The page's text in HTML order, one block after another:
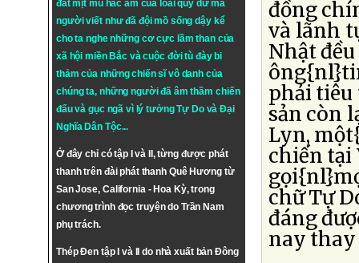
đất mịt mù hắc ám của loài quỷ dữ mà
người viết như đã đội mồ sống dậy kể
cho ta nghe những cơ cực lầm than của
xã hội miền Bắc và cuộc đời tù đày bi
thảm của những chiến sĩ vô danh của
chúng ta, những người đã âm thầm chiến
đấu và gục ngã vì lý tưởngTự DovàĐại
Nghĩa Dân Tộc...
Ở đây chỉ có tập I và II, từng được phát
thanh trên đài phát thanh Quê Hương từ
San Jose, California - Hoa Kỳ, trong
chương trình đọc truyện do Trần Nam
phụ trách.
Thép Đen tập I và II do nhà xuất bản Đông
đồng
và lãnh
Nhật
phải tiêu
sản còn
Lyn,
chiến tại
chữ Tự
đáng
nay